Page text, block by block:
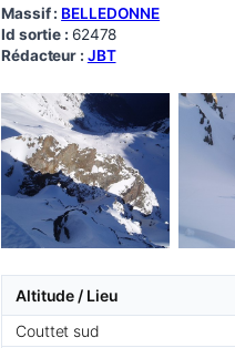
Massif : BELLEDONNE
Id sortie : 62478
Rédacteur : JBT
Altitude / Lieu
Couttet sud